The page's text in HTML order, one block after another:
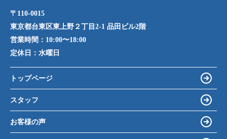
〒110-0015
東京都台東区東上野２丁目2-1 品田ビル2階
営業時間： 10:00〜18:00
定休日： 水曜日
トップページ
スタッフ
お客様の声